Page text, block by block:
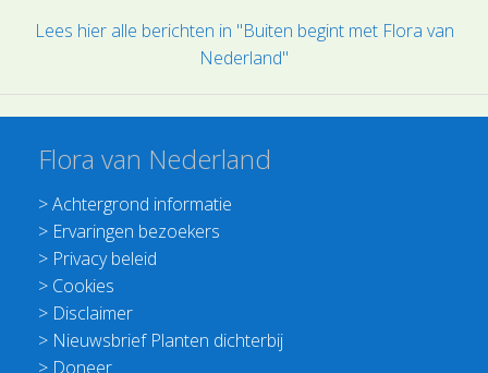
Lees hier alle berichten in "Buiten begint met Flora van
Nederland"
Flora van Nederland
>Achtergrond informatie
> Ervaringen bezoekers
> Privacy beleid
> Cookies
> Disclaimer
> Nieuwsbrief Planten dichterbij
> Doneer